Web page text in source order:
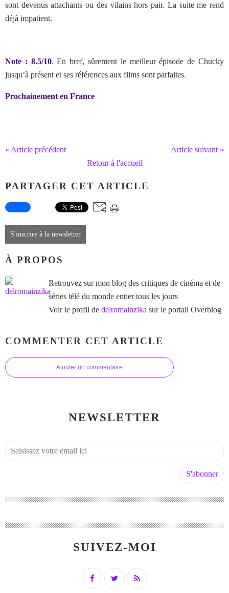
sont devenus attachants ou des vilains hors pair. La suite me rend
déjà impatient.
Note : 8.5/10. En bref, sûrement le meilleur épisode de Chucky
jusqu’à présent et ses références aux films sont parfaites.
Prochainement en France
« Article précédent
Article suivant »
Retour à l'accueil
PARTAGER CET ARTICLE
S'inscrire à la newsletter
À PROPOS
Retrouvez sur mon blog des critiques de cinéma et de
séries télé du monde entier tous les jours
Voir le profil de delromainzika sur le portail Overblog
COMMENTER CET ARTICLE
Ajouter un commentaire
NEWSLETTER
SUIVEZ-MOI